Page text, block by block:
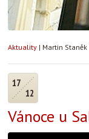
Aktuality | Martin Staněk
17
12
Vánoce u